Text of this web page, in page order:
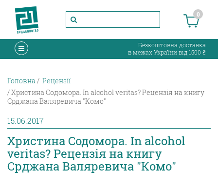
0
Безкоштовна доставка
в межах України від 1500 ₴
Головна
Рецензії
Христина Содомора. In alcohol veritas? Рецензія на книгу
Срджана Валяревича "Комо"
15.06.2017
Христина Содомора. In alcohol
veritas? Рецензія на книгу
Срджана Валяревича "Комо"